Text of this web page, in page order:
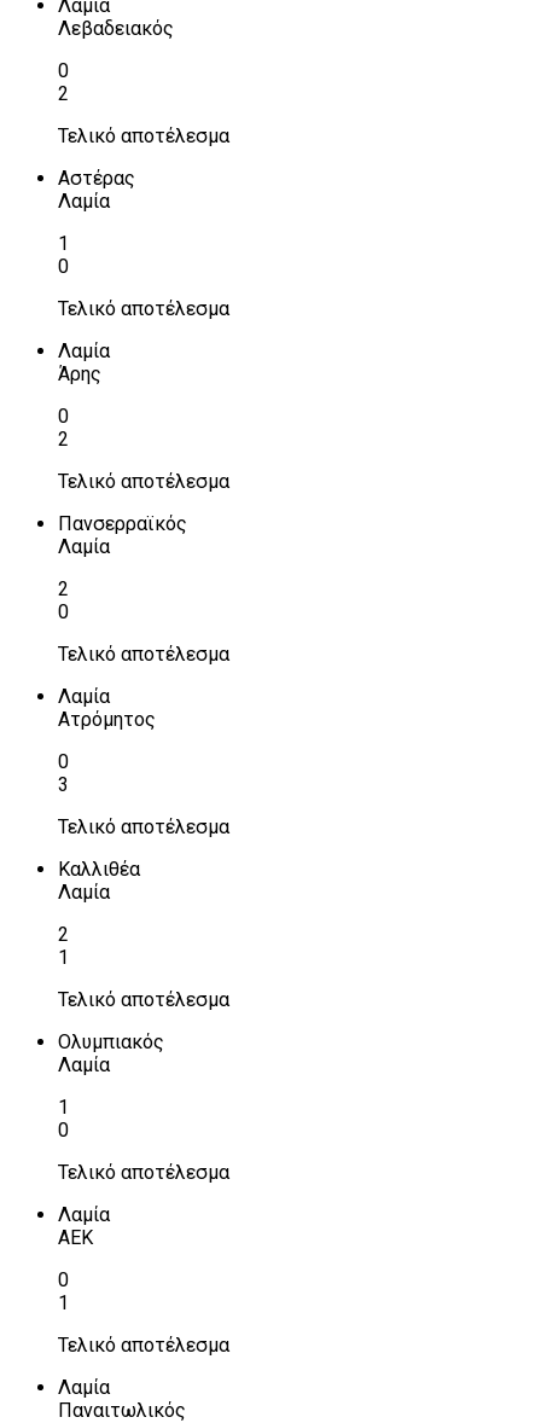
Λαμία
Λεβαδειακός
0
2
Τελικό αποτέλεσμα
Αστέρας
Λαμία
1
0
Τελικό αποτέλεσμα
Λαμία
Άρης
0
2
Τελικό αποτέλεσμα
Πανσερραϊκός
Λαμία
2
0
Τελικό αποτέλεσμα
Λαμία
Ατρόμητος
0
3
Τελικό αποτέλεσμα
Καλλιθέα
Λαμία
2
1
Τελικό αποτέλεσμα
Ολυμπιακός
Λαμία
1
0
Τελικό αποτέλεσμα
Λαμία
ΑΕΚ
0
1
Τελικό αποτέλεσμα
Λαμία
Παναιτωλικός